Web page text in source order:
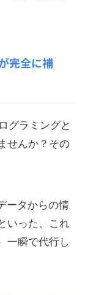
完全に補
グラミングと
せんか？その
ータからの情
いった、これ
一瞬で代行し